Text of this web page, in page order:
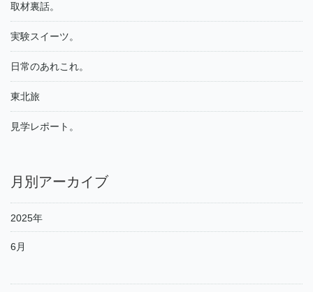
取材裏話。
実験スイーツ。
日常のあれこれ。
東北旅
見学レポート。
月別アーカイブ
2025年
6月